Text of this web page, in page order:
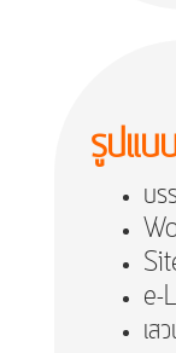
รูปแบ
บร
e-
เส